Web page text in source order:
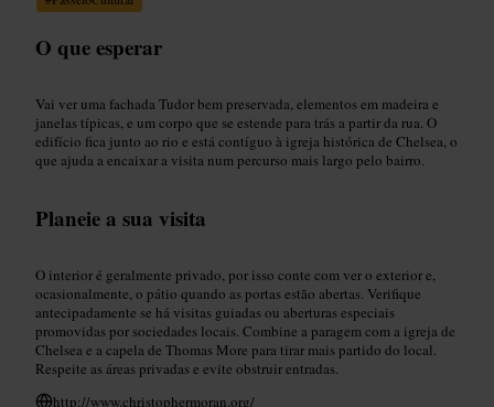
O que esperar
Vai ver uma fachada Tudor bem preservada, elementos em madeira e
janelas típicas, e um corpo que se estende para trás a partir da rua. O
edifício fica junto ao rio e está contíguo à igreja histórica de Chelsea, o
que ajuda a encaixar a visita num percurso mais largo pelo bairro.
Planeie a sua visita
O interior é geralmente privado, por isso conte com ver o exterior e,
ocasionalmente, o pátio quando as portas estão abertas. Verifique
antecipadamente se há visitas guiadas ou aberturas especiais
promovidas por sociedades locais. Combine a paragem com a igreja de
Chelsea e a capela de Thomas More para tirar mais partido do local.
Respeite as áreas privadas e evite obstruir entradas.
http://www.christophermoran.org/